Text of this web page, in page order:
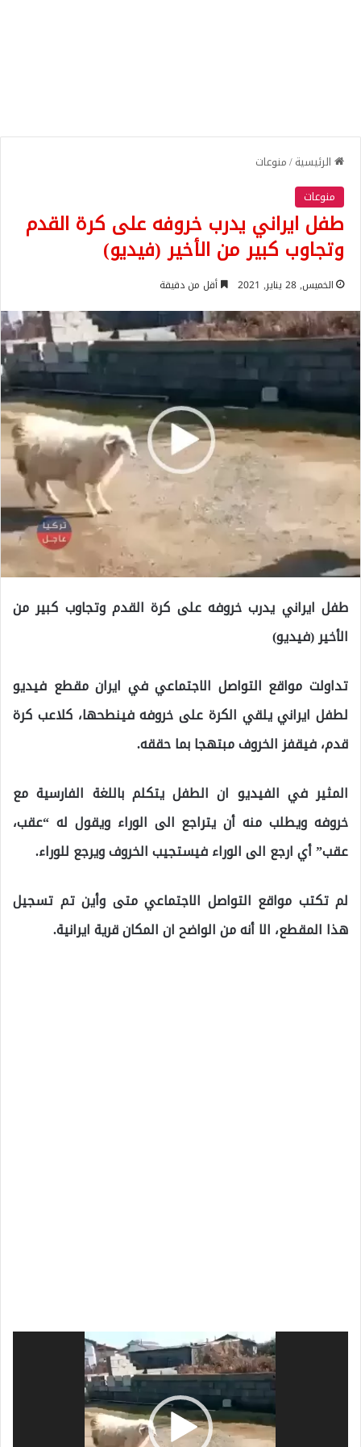
الرئيسية/منوعات
منوعات
طفل ايراني يدرب خروفه على كرة القدم
وتجاوب كبير من الأخير (فيديو)
الخميس, 28 يناير, 2021 أقل من دقيقة
طفل ايراني يدرب خروفه على كرة القدم وتجاوب كبير من
الأخير (فيديو)
تداولت مواقع التواصل الاجتماعي في ايران مقطع فيديو
لطفل ايراني يلقي الكرة على خروفه فينطحها، كلاعب كرة
قدم، فيقفز الخروف مبتهجا بما حققه.
المثير في الفيديو ان الطفل يتكلم باللغة الفارسية مع
خروفه ويطلب منه أن يتراجع الى الوراء ويقول له “عقب،
عقب” أي ارجع الى الوراء فيستجيب الخروف ويرجع للوراء.
لم تكتب مواقع التواصل الاجتماعي متى وأين تم تسجيل
هذا المقطع، الا أنه من الواضح ان المكان قرية ايرانية.